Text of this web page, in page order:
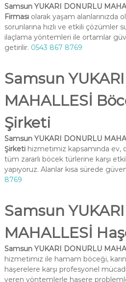
Samsun YUKARI DONURLU
Firmasıolarak yaşam alanlarınızda
sorunlarına hızlı ve etkili çözümler
ilaçlama yöntemleri ile ortamlar
getirilir. 0543 867 8769
Samsun
MAHALLESİ
Şirketi
Samsun YUKARI DONURLU
Şirketihizmetimiz kapsamında ev,
tüm zararlı böcek türlerine karşı
yapıyoruz. Alanlar kısa sürede
8769
Samsun
MAHALLESİ
Samsun YUKARI DONURLU
hizmetimiz ile hamam böceği,
haşerelere karşı profesyonel
veren yöntemlerle haşere